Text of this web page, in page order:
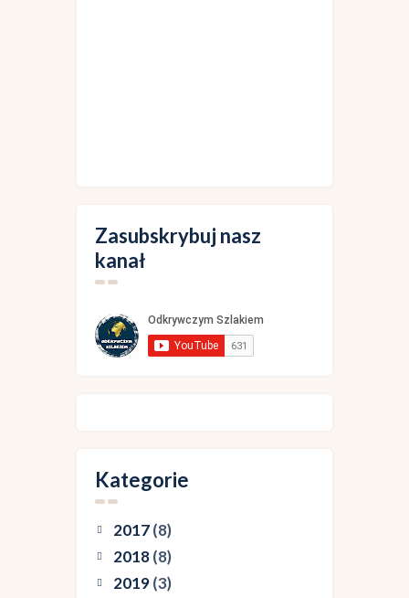
Zasubskrybuj nasz
kanał
Kategorie
2017(8)
2018(8)
2019(3)